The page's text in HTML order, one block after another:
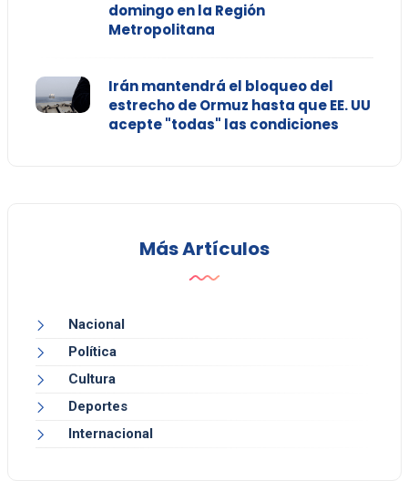
domingo en la Región
Metropolitana
Irán mantendrá el bloqueo del
estrecho de Ormuz hasta que EE. UU
acepte "todas" las condiciones
Más Artículos
Nacional
Política
Cultura
Deportes
Internacional